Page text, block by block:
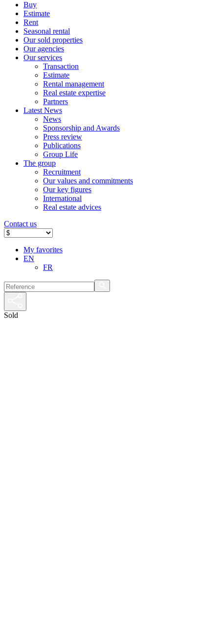
Buy
Estimate
Rent
Seasonal rental
Our sold properties
Our agencies
Our services
Transaction
Estimate
Rental management
Real estate expertise
Partners
Latest News
News
Sponsorship and Awards
Press review
Publications
Group Life
The group
Recruitment
Our values ​​and commitments
Our key figures
International
Real estate advices
Contact us
My favorites
EN
FR
Sold